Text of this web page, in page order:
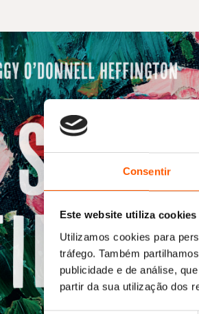
Consentir
Este website utiliza cookies
Utilizamos cookies para
tráfego. Também
publicidade e de análise,
partir da sua utilização dos